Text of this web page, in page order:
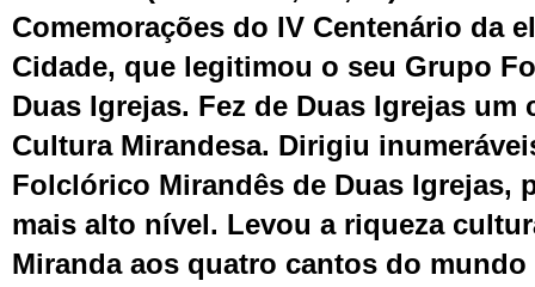
Comemorações do IV Centenário da
Cidade, que legitimou o seu Grupo
Duas Igrejas. Fez de Duas Igrejas um
Cultura Mirandesa. Dirigiu
Folclórico Mirandês de Duas Igrejas,
mais alto nível. Levou a riqueza
Miranda aos quatro cantos do mundo